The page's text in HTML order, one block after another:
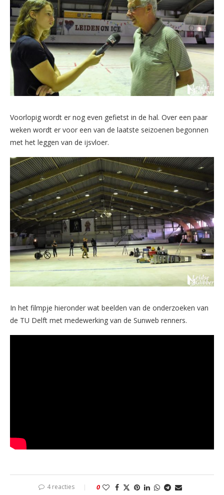
Voorlopig wordt er nog even gefietst in de hal. Over een paar
weken wordt er voor een van de laatste seizoenen begonnen
met het leggen van de ijsvloer.
In het filmpje hieronder wat beelden van de onderzoeken van
de TU Delft met medewerking van de Sunweb renners.
4 reacties 0